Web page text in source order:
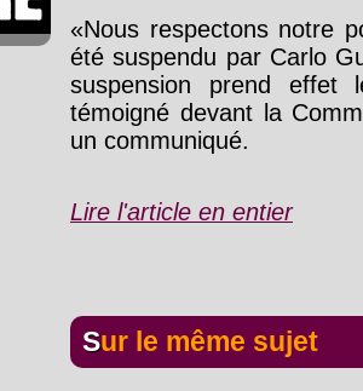
«Nous respectons notre
été suspendu par Carlo
suspension prend
témoigné devant la
un communiqué.
Lire l'article en entier
Sur le même sujet